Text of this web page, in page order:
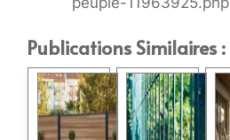
Publications Similaires :